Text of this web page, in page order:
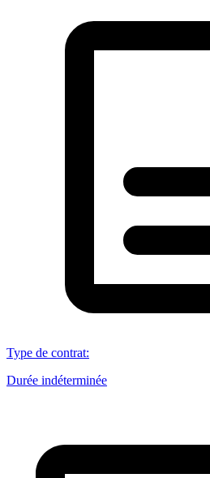
Type de contrat:
Durée indéterminée